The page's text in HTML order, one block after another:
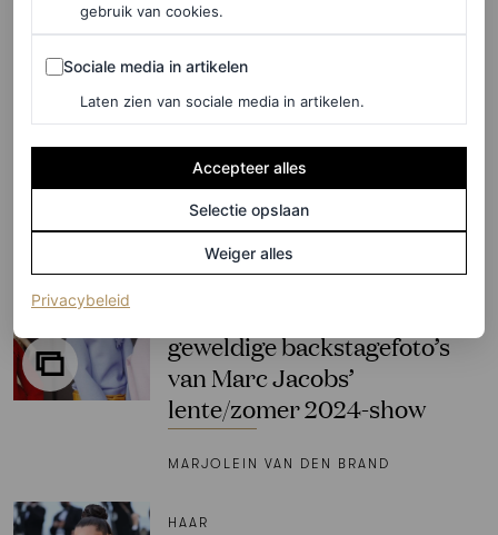
Een exclusief kijkje achter de
schermen bij de Marc
Jacobs-show in de New York
Public Library
geweldige backstagefoto’s
van Marc Jacobs’
lente/zomer 2024-show
MARJOLEIN VAN DEN BRAND
HAAR
gebruik van cookies.
Sociale media in artikelen
Sociale media in artikelen
Laten zien van sociale media in artikelen.
Accepteer alles
Selectie opslaan
Weiger alles
Privacybeleid